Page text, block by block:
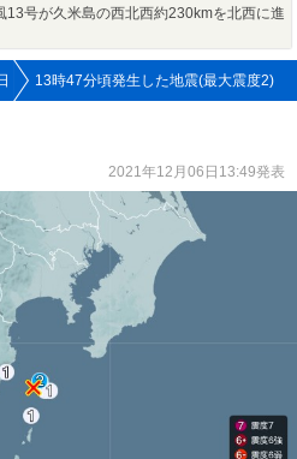
13号が久米島の西北西約230kmを北西に進
13時47分頃発生した地震(最大震度2)
2021年12月06日13:49発表